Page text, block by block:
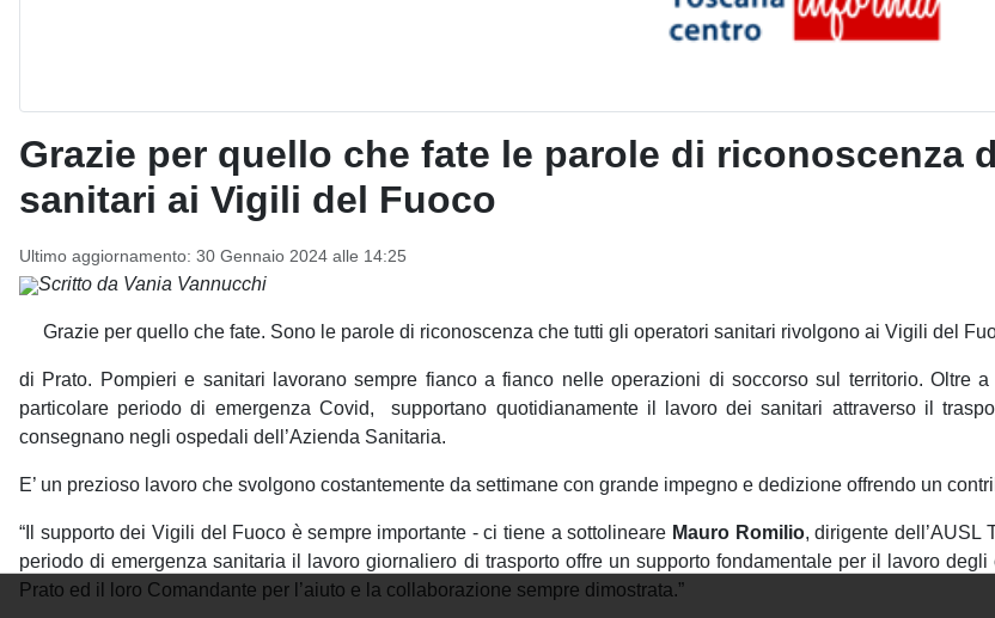
Grazie per quello che fate le parole di riconoscenza
sanitari ai Vigili del Fuoco
Ultimo aggiornamento: 30 Gennaio 2024 alle 14:25
Scritto da Vania Vannucchi
Grazie per quello che fate. Sono le parole di riconoscenza che tutti gli operatori sanitari rivolgono ai Vigili del
di Prato. Pompieri e sanitari lavorano sempre fianco a fianco nelle operazioni di soccorso sul territorio.
particolare periodo di emergenza Covid, supportano quotidianamente il lavoro dei sanitari attraverso il
consegnano negli ospedali dell’Azienda Sanitaria.
E’ un prezioso lavoro che svolgono costantemente da settimane con grande impegno e dedizione offrendo un
“Il supporto dei Vigili del Fuoco è sempre importante - ci tiene a sottolineare Mauro Romilio, dirigente dell’AUSL
periodo di emergenza sanitaria il lavoro giornaliero di trasporto offre un supporto fondamentale per il lavoro
Prato ed il loro Comandante per l’aiuto e la collaborazione sempre dimostrata.”